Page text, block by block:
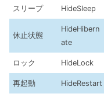
スリープ HideSleep
休止状態
HideHibern
ate
ロック HideLock
再起動 HideRestart